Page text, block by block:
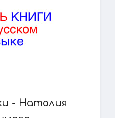
- Наталия